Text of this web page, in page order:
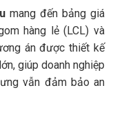
mang đến bảng giá
hàng lẻ (LCL) và
án được thiết kế
giúp doanh nghiệp
vẫn đảm bảo an